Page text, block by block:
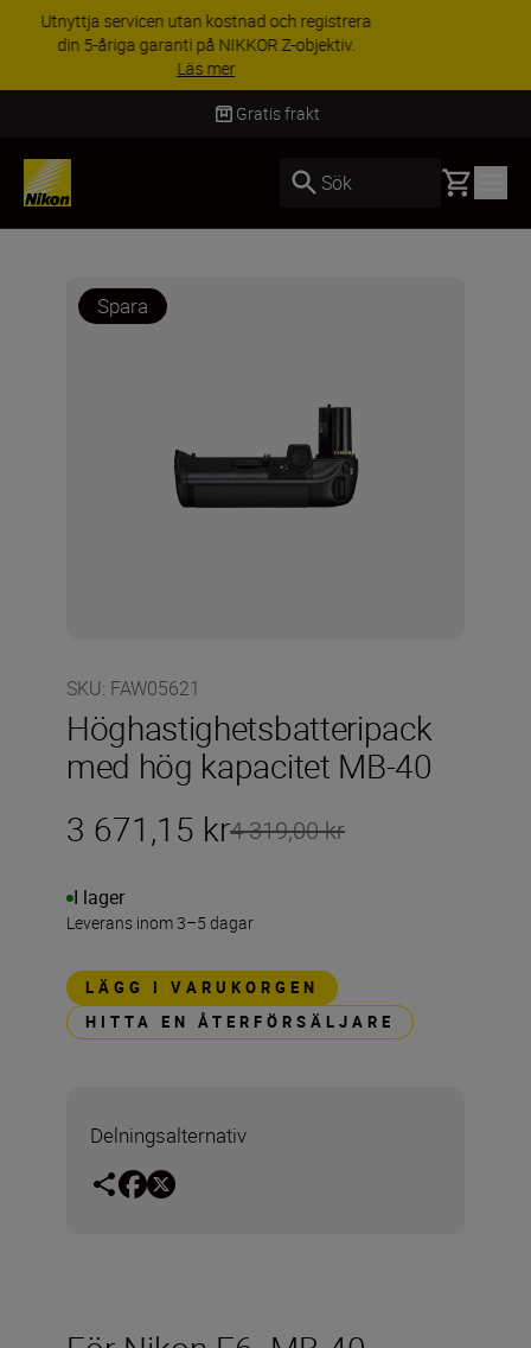
RABATT PÅ TILLBEHÖR | Få 15 % rabatt på
utvalda tillbehör, komplettera din utrustning i
Gratis frakt
Sök Basket
Spara
SKU: FAW05621
Höghastighetsbatteripack
med hög kapacitet MB-40
3 671,15 kr4 319,00 kr
I lager
Leverans inom 3–5 dagar
LÄGG I VARUKORGEN
HITTA EN ÅTERFÖRSÄLJARE
Delningsalternativ